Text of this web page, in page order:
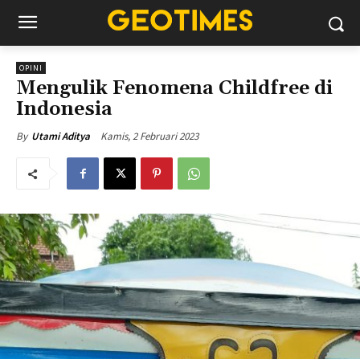
OPINI
Mengulik Fenomena Childfree di
Indonesia
By Utami Aditya Kamis, 2 Februari 2023